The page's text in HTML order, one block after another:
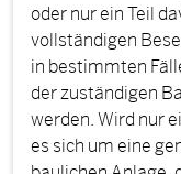
oder nur ein Teil
vollständigen
in bestimmten
der zuständigen
werden. Wird nur
es sich um eine